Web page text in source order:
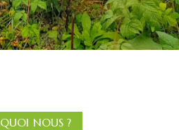
NOUS ?